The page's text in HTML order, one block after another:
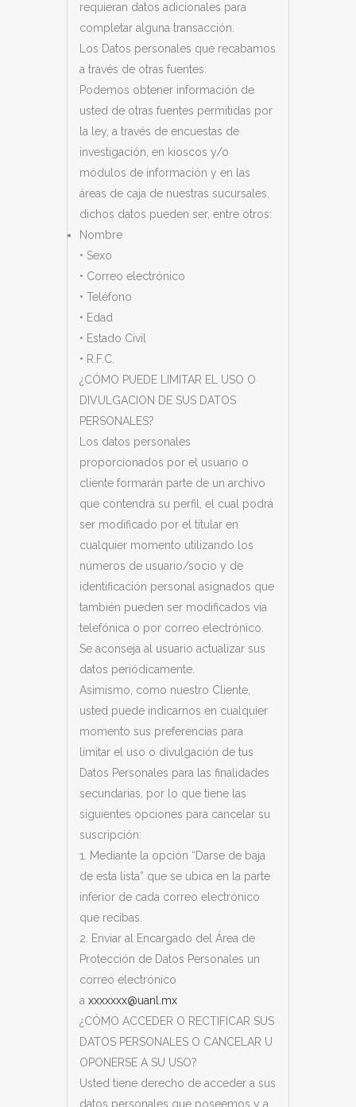
requieran datos adicionales para
completar alguna transacción.
Los Datos personales que recabamos
a través de otras fuentes:
Podemos obtener información de
usted de otras fuentes permitidas por
la ley, a través de encuestas de
investigación, en kioscos y/o
módulos de información y en las
áreas de caja de nuestras sucursales,
dichos datos pueden ser, entre otros:
Nombre
• Sexo
• Correo electrónico
• Teléfono
• Edad
• Estado Civil
• R.F.C.
¿CÓMO PUEDE LIMITAR EL USO O
DIVULGACION DE SUS DATOS
PERSONALES?
Los datos personales
proporcionados por el usuario o
cliente formarán parte de un archivo
que contendrá su perfil, el cual podrá
ser modificado por el titular en
cualquier momento utilizando los
números de usuario/socio y de
identificación personal asignados que
también pueden ser modificados vía
telefónica o por correo electrónico.
Se aconseja al usuario actualizar sus
datos periódicamente.
Asimismo, como nuestro Cliente,
usted puede indicarnos en cualquier
momento sus preferencias para
limitar el uso o divulgación de tus
Datos Personales para las finalidades
secundarias, por lo que tiene las
siguientes opciones para cancelar su
suscripción:
1. Mediante la opción “Darse de baja
de esta lista” que se ubica en la parte
inferior de cada correo electrónico
que recibas.
2. Enviar al Encargado del Área de
Protección de Datos Personales un
correo electrónico
a xxxxxxx@uanl.mx
¿CÓMO ACCEDER O RECTIFICAR SUS
DATOS PERSONALES O CANCELAR U
OPONERSE A SU USO?
Usted tiene derecho de acceder a sus
datos personales que poseemos y a